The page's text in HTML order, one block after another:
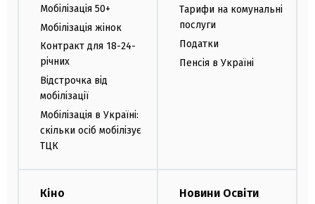
Мобілізація 50+
Мобілізація жінок
Контракт для 18-24-
річних
Відстрочка від
мобілізації
Мобілізація в Україні:
скільки осіб мобілізує
ТЦК
Тарифи на комунальні
послуги
Податки
Пенсія в Україні
Кіно Новини Освіти